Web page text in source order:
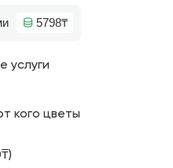
5798₸
услуги
кого цветы